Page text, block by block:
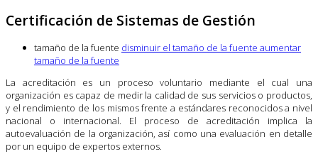
Certificación de Sistemas de Gestión
tamaño de la fuente disminuir el tamaño de la fuente aumentar
tamaño de la fuente
La acreditación es un proceso voluntario mediante el cual una
organización es capaz de medir la calidad de sus servicios o productos,
y el rendimiento de los mismos frente a estándares reconocidos a nivel
nacional o internacional. El proceso de acreditación implica la
autoevaluación de la organización, así como una evaluación en detalle
por un equipo de expertos externos.